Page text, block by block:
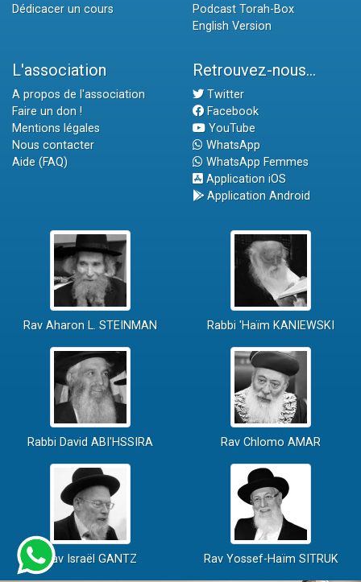
Dédicacer un cours
Podcast Torah-Box
English Version
L'association
A propos de l'association
Faire un don !
Mentions légales
Nous contacter
Aide (FAQ)
Retrouvez-nous...
Twitter
Facebook
YouTube
WhatsApp
WhatsApp Femmes
Application iOS
Application Android
Rav Aharon L. STEINMAN Rabbi 'Haïm KANIEWSKI
Rabbi David ABI'HSSIRA Rav Chlomo AMAR
Rav Israël GANTZ Rav Yossef-Haïm SITRUK